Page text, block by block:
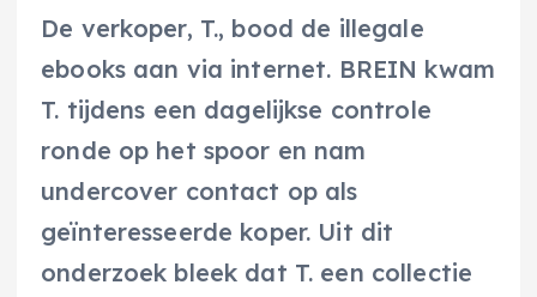
De verkoper, T., bood de illegale
ebooks aan via internet. BREIN kwam
T. tijdens een dagelijkse controle
ronde op het spoor en nam
undercover contact op als
geïnteresseerde koper. Uit dit
onderzoek bleek dat T. een collectie